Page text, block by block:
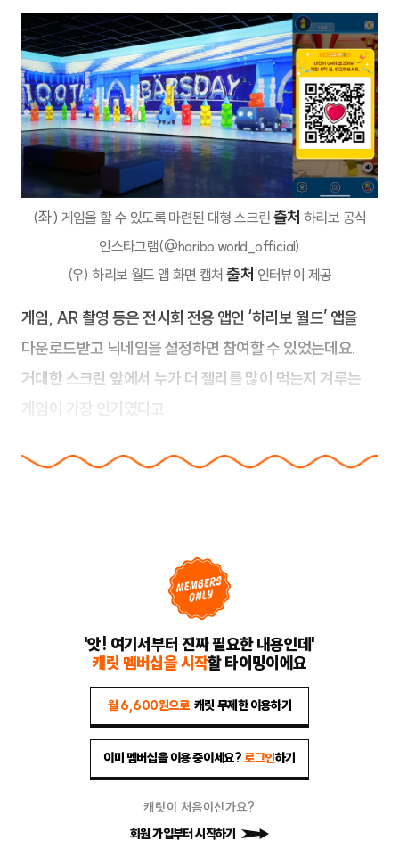
(좌) 게임을 할 수 있도록 마련된 대형 스크린 출처 하리보 공식
인스타그램(@haribo.world_official)
(우) 하리보 월드 앱 화면 캡처출처 인터뷰이 제공
게임, AR 촬영 등은 전시회 전용 앱인 ‘하리보 월드’ 앱을
다운로드받고 닉네임을 설정하면 참여할 수 있었는데요.
거대한 스크린 앞에서 누가 더 젤리를 많이 먹는지 겨루는
게임이 가장 인기였다고
'앗! 여기서부터 진짜 필요한 내용인데'
캐릿 멤버십을 시작할 타이밍이에요
월 6,600원으로 캐릿 무제한 이용하기
이미 멤버십을 이용 중이세요?로그인하기
캐릿이 처음이신가요?
회원 가입부터 시작하기